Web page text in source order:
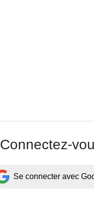
Connectez-
Se connecter avec